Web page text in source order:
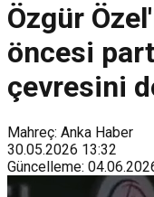
Özgür
öncesi
çevresini
Mahreç: Anka Haber
30.05.2026 13:32
Güncelleme: